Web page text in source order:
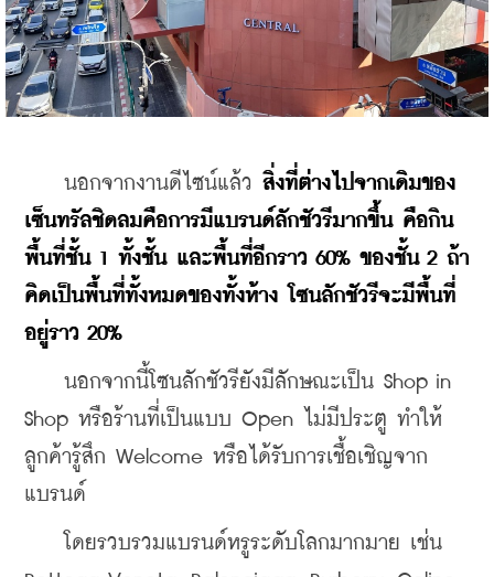
นอกจากงานดีไซน์แล้ว สิ่งที่ต่างไปจากเดิมของ
เซ็นทรัลชิดลมคือการมีแบรนด์ลักชัวรีมากขึ้น คือกิน
พื้นที่ชั้น 1 ทั้งชั้น และพื้นที่อีกราว 60% ของชั้น 2 ถ้า
คิดเป็นพื้นที่ทั้งหมดของทั้งห้าง โซนลักชัวรีจะมีพื้นที่
อยู่ราว 20%
นอกจากนี้โซนลักชัวรียังมีลักษณะเป็น Shop in
Shop หรือร้านที่เป็นแบบ Open ไม่มีประตู ทำให้
ลูกค้ารู้สึก Welcome หรือได้รับการเชื้อเชิญจาก
แบรนด์
โดยรวบรวมแบรนด์หรูระดับโลกมากมาย เช่น